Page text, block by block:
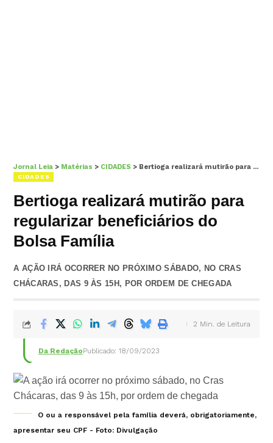
Jornal Leia > Matérias > CIDADES > Bertioga realizará mutirão para regularizar beneficiários do Bolsa Família
CIDADES
Bertioga realizará mutirão para
regularizar beneficiários do
Bolsa Família
A AÇÃO IRÁ OCORRER NO PRÓXIMO SÁBADO, NO CRAS
CHÁCARAS, DAS 9 ÀS 15H, POR ORDEM DE CHEGADA
Da RedaçãoPublicado: 18/09/2023
2 Min. de Leitura
O ou a responsável pela família deverá, obrigatoriamente,
apresentar seu CPF - Foto: Divulgação